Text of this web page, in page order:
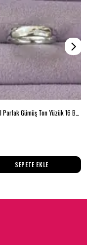
Minimal Parlak Gümüş Ton Yüzük 16 Beden
SEPETE EKLE